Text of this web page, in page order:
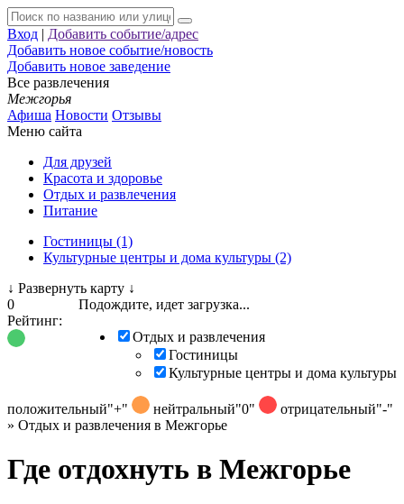
Вход | Добавить событие/адрес
Добавить новое событие/новость
Добавить новое заведение
Все развлечения
Межгорья
Афиша Новости Отзывы
Меню сайта
Для друзей
Красота и здоровье
Отдых и развлечения
Питание
Гостиницы (1)
Культурные центры и дома культуры (2)
↓ Развернуть карту ↓
Подождите, идет загрузка...
Отдых и развлечения
Гостиницы
Культурные центры и дома культуры
0
Рейтинг:
положительный"+" нейтральный"0" отрицательный"-"
» Отдых и развлечения в Межгорье
Где отдохнуть в Межгорье